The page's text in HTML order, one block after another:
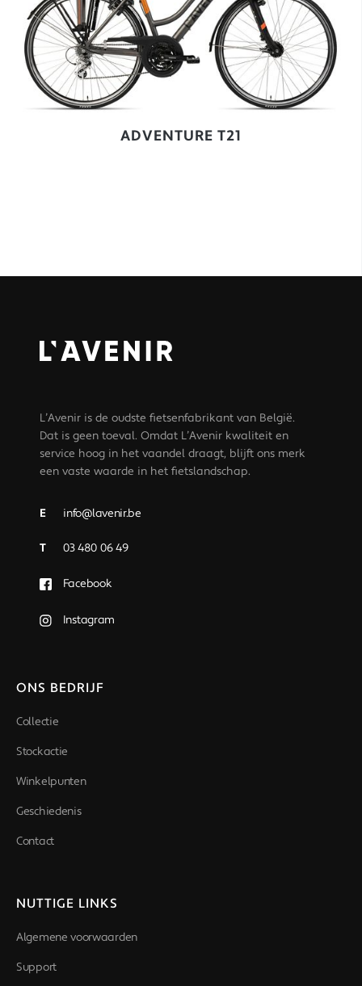
ADVENTURE T21
L’Avenir is de oudste fietsenfabrikant van België.
Dat is geen toeval. Omdat L’Avenir kwaliteit en
service hoog in het vaandel draagt, blijft ons merk
een vaste waarde in het fietslandschap.
E info@lavenir.be
T 03 480 06 49
Facebook
Instagram
ONS BEDRIJF
Collectie
Stockactie
Winkelpunten
Geschiedenis
Contact
NUTTIGE LINKS
Algemene voorwaarden
Support